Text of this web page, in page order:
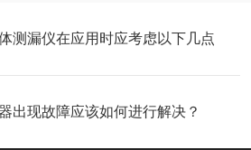
测漏仪在应用时应考虑以下几点
出现故障应该如何进行解决？